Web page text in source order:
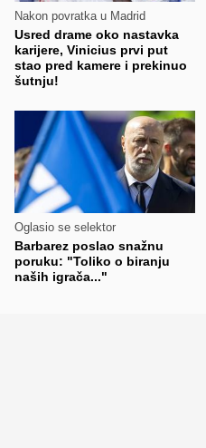
Nakon povratka u Madrid
Usred drame oko nastavka
karijere, Vinicius prvi put
stao pred kamere i prekinuo
šutnju!
Oglasio se selektor
Barbarez poslao snažnu
poruku: "Toliko o biranju
naših igrača..."